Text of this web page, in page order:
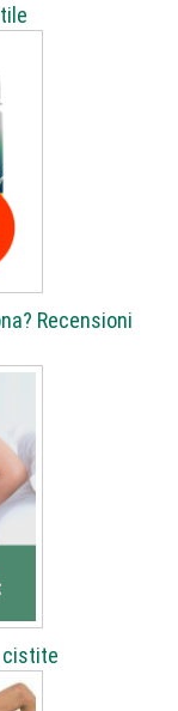
Recensioni